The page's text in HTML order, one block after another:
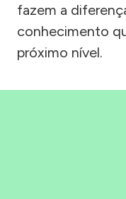
fazem a
conhecimento
próximo nível.